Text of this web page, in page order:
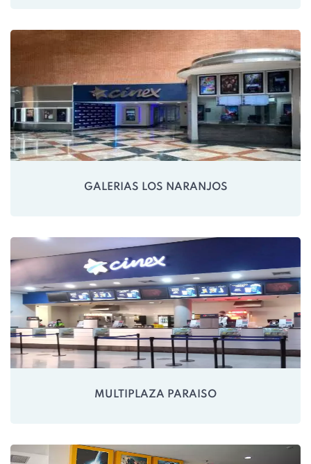
GALERIAS LOS NARANJOS
MULTIPLAZA PARAISO